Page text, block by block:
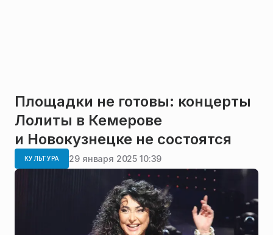
Площадки не готовы: концерты
Лолиты в Кемерове
и Новокузнецке не состоятся
КУЛЬТУРА 29 января 2025 10:39